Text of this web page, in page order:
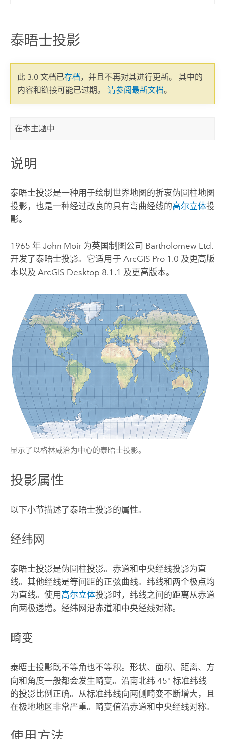
泰晤士投影
此 3.0 文档已存档，并且不再对其进行更新。 其中的
内容和链接可能已过期。 请参阅最新文档。
在本主题中
说明
泰晤士投影是一种用于绘制世界地图的折衷伪圆柱地图
投影，也是一种经过改良的具有弯曲经线的高尔立体投
影。
1965 年 John Moir 为英国制图公司 Bartholomew Ltd.
开发了泰晤士投影。它适用于 ArcGIS Pro1.0 及更高版
本以及 ArcGIS Desktop 8.1.1 及更高版本。
显示了以格林威治为中心的泰晤士投影。
投影属性
以下小节描述了泰晤士投影的属性。
经纬网
泰晤士投影是伪圆柱投影。赤道和中央经线投影为直
线。其他经线是等间距的正弦曲线。纬线和两个极点均
为直线。使用 高尔立体投影时，纬线之间的距离从赤道
向两极递增。经纬网沿赤道和中央经线对称。
畸变
泰晤士投影既不等角也不等积。形状、面积、距离、方
向和角度一般都会发生畸变。沿南北纬 45° 标准纬线
的投影比例正确。从标准纬线向两侧畸变不断增大，且
在极地地区非常严重。畸变值沿赤道和中央经线对称。